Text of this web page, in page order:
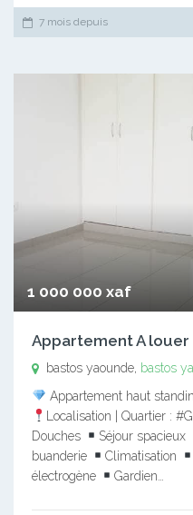
7 mois depuis
1 000 000 xaf
Appartement A
bastos yaounde, bastos
Appartement haut
Localisation | Quartier :
Douches
Séjour spacieux
buanderie
Climatisation
électrogène
Gardien…